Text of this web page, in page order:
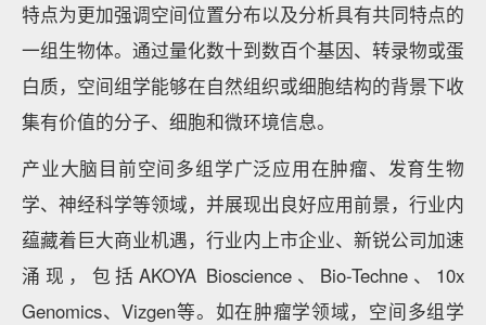
特点为更加强调空间位置分布以及分析具有共同特点的
一组生物体。通过量化数十到数百个基因、转录物或蛋
白质，空间组学能够在自然组织或细胞结构的背景下收
集有价值的分子、细胞和微环境信息。
产业大脑目前空间多组学广泛应用在肿瘤、发育生物
学、神经科学等领域，并展现出良好应用前景，行业内
蕴藏着巨大商业机遇，行业内上市企业、新锐公司加速
涌现，包括AKOYA Bioscience、Bio-Techne、10x
Genomics、Vizgen等。如在肿瘤学领域，空间多组学